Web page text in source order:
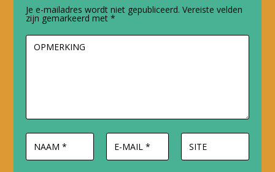
Je e-mailadres wordt niet gepubliceerd. Vereiste velden
zijn gemarkeerd met*